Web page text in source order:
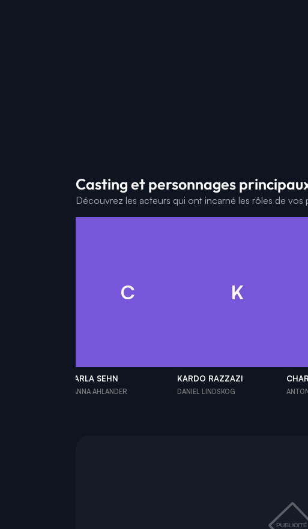
Casting et personnages
Découvrez les acteurs qui ont incarné les rôles de vos
C
CARLA SEHN
HANNA AHLANDER
K
KARDO RAZZAZI
DANIEL LINDSKOG